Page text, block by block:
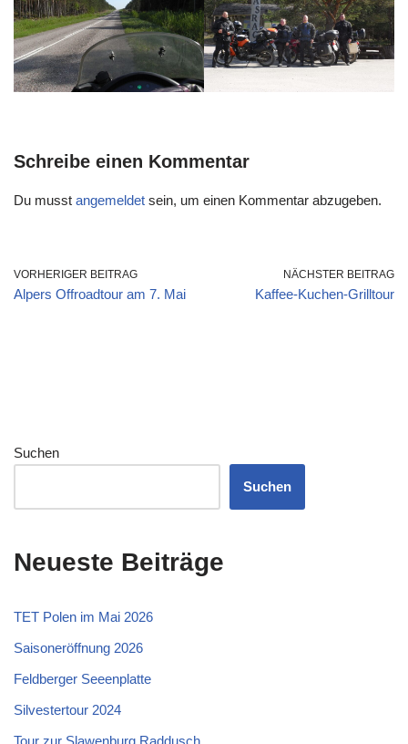
Schreibe einen Kommentar
Du musst angemeldet sein, um einen Kommentar abzugeben.
VORHERIGER BEITRAG
Alpers Offroadtour am 7. Mai
NÄCHSTER BEITRAG
Kaffee-Kuchen-Grilltour
Suchen
Suchen
Neueste Beiträge
TET Polen im Mai 2026
Saisoneröffnung 2026
Feldberger Seeenplatte
Silvestertour 2024